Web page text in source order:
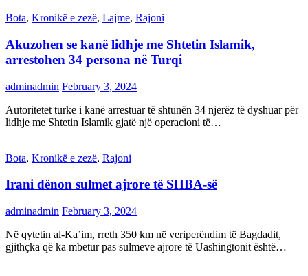
Bota, Kronikë e zezë, Lajme, Rajoni
Akuzohen se kanë lidhje me Shtetin Islamik,
arrestohen 34 persona në Turqi
adminadmin February 3, 2024
Autoritetet turke i kanë arrestuar të shtunën 34 njerëz të dyshuar për
lidhje me Shtetin Islamik gjatë një operacioni të…
Bota, Kronikë e zezë, Rajoni
Irani dënon sulmet ajrore të SHBA-së
adminadmin February 3, 2024
Në qytetin al-Ka’im, rreth 350 km në veriperëndim të Bagdadit,
gjithçka që ka mbetur pas sulmeve ajrore të Uashingtonit është…